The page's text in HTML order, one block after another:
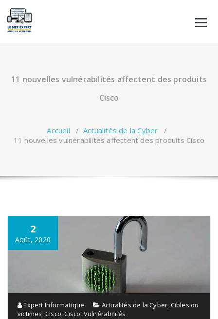
au
contenu
11 nouvelles vulnérabilités affectent des produits
Cisco
Accueil / Actualités de la Cyber /
11 nouvelles vulnérabilités affectent des produits Cisco
2
Août, 2020
Expert Informatique Actualités de la Cyber, Cibles ou
victimes,Cisco,Cisco, Vulnérabilités